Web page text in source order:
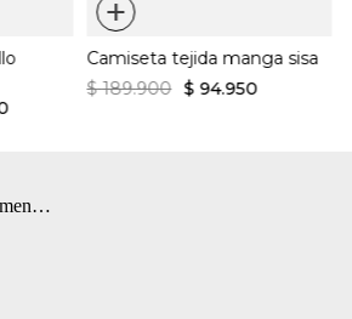
No usar blanqueador.
+
Camiseta tejida manga sisa
$ 189.900 $ 94.950